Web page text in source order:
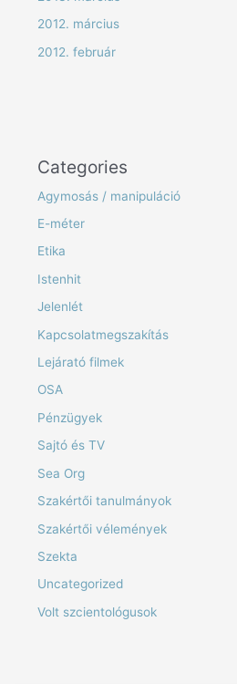
2012. március
2012. február
Categories
Agymosás / manipuláció
E-méter
Etika
Istenhit
Jelenlét
Kapcsolatmegszakítás
Lejárató filmek
OSA
Pénzügyek
Sajtó és TV
Sea Org
Szakértői tanulmányok
Szakértői vélemények
Szekta
Uncategorized
Volt szcientológusok